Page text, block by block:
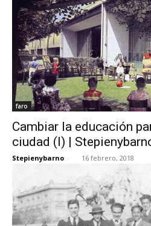
faro
Cambiar la educación
ciudad (I) |
Stepienybarno - 16 febrero, 2018